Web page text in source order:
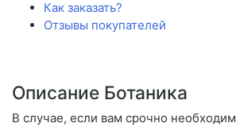
Как заказать?
Отзывы покупателей
Описание Ботаника
В случае, если вам срочно